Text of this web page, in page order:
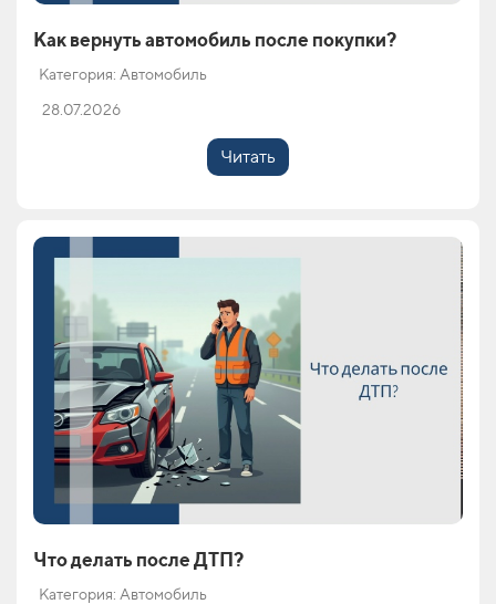
Как вернуть автомобиль после покупки?
Категория: Автомобиль
28.07.2026
Читать
Что делать после ДТП?
Категория: Автомобиль